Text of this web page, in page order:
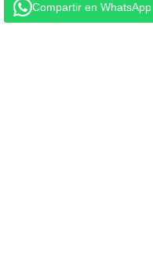
Compartir en WhatsApp